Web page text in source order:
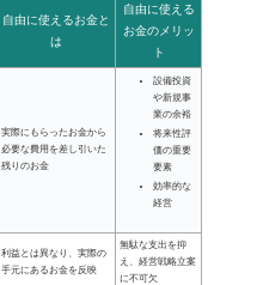
自由に使えるお金と
は
自由に使える
お金のメリッ
ト
実際にもらったお金から
必要な費用を差し引いた
残りのお金
設備投資
や新規事
業の余裕
将来性評
価の重要
要素
効率的な
経営
利益とは異なり、実際の
手元にあるお金を反映
無駄な支出を抑
え、経営戦略立案
に不可欠